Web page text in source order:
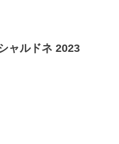
ャルドネ 2023